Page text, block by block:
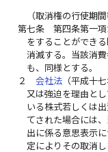
（取消権の行使期間
第七条
第四条第一
をすることができ
消滅する。当該消
も、同様とする。
２
会社法 （平成十
又は強迫を理由と
いる株式若しくは
てされた場合には
出に係る意思表示
定によりその取消